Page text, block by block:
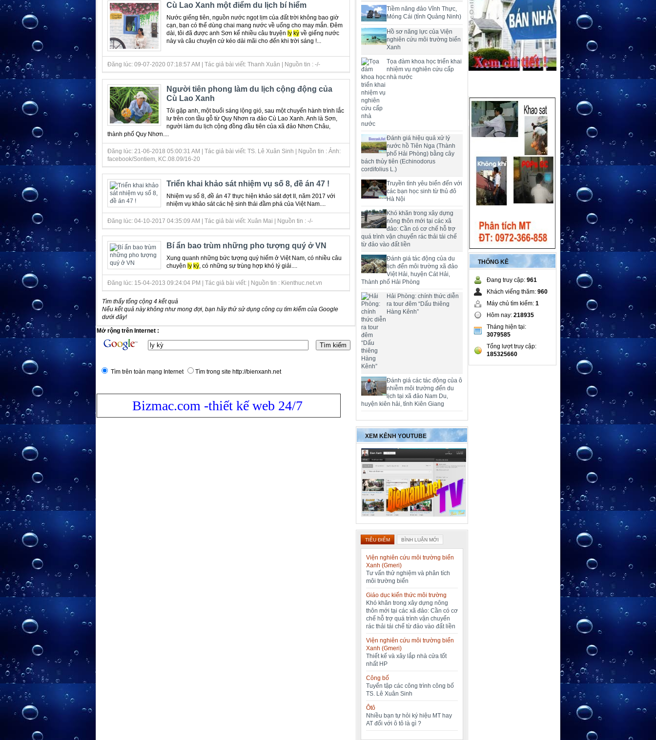
Cù Lao Xanh một điểm du lịch bí hiểm
Nước giếng tiên, nguồn nước ngọt lịm của đất trời không bao giờ
cạn, bạn có thể dùng chai mang nước về uống cho may mắn. Đêm
dài, tôi đã được anh Sơn kể nhiều câu truyện ly kỳvề giếng nước
này và câu chuyện cứ kéo dài mãi cho đến khi trời sáng !...
Đăng lúc: 09-07-2020 07:18:57 AM | Tác giả bài viết: Thanh Xuân | Nguồn tin : -/-
Người tiên phong làm du lịch cộng động của
Cù Lao Xanh
Tôi gặp anh, một buổi sáng lộng gió, sau một chuyến hành trình lắc
lư trên con tầu gỗ từ Quy Nhơn ra đảo Cù Lao Xanh. Anh là Sơn,
người làm du lịch cộng đồng đầu tiên của xã đảo Nhơn Châu,
thành phố Quy Nhơn....
Đăng lúc: 21-06-2018 05:00:31 AM | Tác giả bài viết: TS. Lê Xuân Sinh | Nguồn tin : Ảnh:
facebook/Sontiem, KC.08.09/16-20
Triển khai khảo sát nhiệm vụ số 8, đề án 47 !
Nhiệm vụ số 8, đề án 47 thực hiện khảo sát đợt II, năm 2017 với
nhiệm vụ khảo sát các hệ sinh thái đầm phá của Việt Nam....
Đăng lúc: 04-10-2017 04:35:09 AM | Tác giả bài viết: Xuân Mai | Nguồn tin : -/-
Bí ẩn bao trùm những pho tượng quý ở VN
Xung quanh những bức tượng quý hiếm ở Việt Nam, có nhiều câu
chuyện ly kỳ, có những sự trùng hợp khó lý giải....
Đăng lúc: 15-04-2013 09:24:04 PM | Tác giả bài viết: | Nguồn tin : Kienthuc.net.vn
Tìm thấy tổng cộng 4 kết quả
Nếu kết quả này không như mong đợi, bạn hãy thử sử dụng công cụ tìm kiếm của Google
dưới đây!
Mở rộng trên Internet :
Tìm trên toàn mạng Internet Tìm trong site http://bienxanh.net
Bizmac.com -thiết kế web 24/7
Tiềm năng đảo Vĩnh Thực,
Móng Cái (tỉnh Quảng Ninh)
Hồ sơ năng lực của Viện
nghiên cứu môi trường biển
Xanh
Tọa đàm khoa học triển khai
nhiệm vụ nghiên cứu cấp
nhà nước
Đánh giá hiệu quả xử lý
nước hồ Tiên Nga (Thành
phố Hải Phòng) bằng cây
bách thủy tiên (Echinodorus
cordifolius L.)
Truyền tình yêu biển đến với
các bạn học sinh từ thủ đô
Hà Nội
Khó khăn trong xây dựng
nông thôn mới tại các xã
đảo: Cần có cơ chế hỗ trợ
quá trình vận chuyển rác thải tái chế
từ đảo vào đất liền
Đánh giá tác động của du
lịch đến môi trường xã đảo
Việt Hải, huyện Cát Hải,
Thành phố Hải Phòng
Hải Phòng: chính thức diễn
ra tour đêm “Dấu thiêng
Hàng Kênh”
Đánh giá các tác động của ô
nhiễm môi trường đến du
lịch tại xã đảo Nam Du,
huyện kiên hải, tỉnh Kiên Giang
XEM KÊNH YOUTUBE
TIÊU ĐIỂM BÌNH LUẬN MỚI
Viện nghiên cứu môi trường biển
Xanh (Gmeri)
Tư vấn thử nghiệm và phân tích
môi trường biển
Giáo dục kiến thức môi trường
Khó khăn trong xây dựng nông
thôn mới tại các xã đảo: Cần có cơ
chế hỗ trợ quá trình vận chuyển
rác thải tái chế từ đảo vào đất liền
Viện nghiên cứu môi trường biển
Xanh (Gmeri)
Thiết kế và xây lắp nhà cửa tốt
nhất HP
Công bố
Tuyển tập các công trình công bố
TS. Lê Xuân Sinh
Ôtô
Nhiều bạn tự hỏi ký hiệu MT hay
AT đối với ô tô là gì ?
THỐNG KÊ
Đang truy cập: 961
Khách viếng thăm: 960
Máy chủ tìm kiếm: 1
Hôm nay: 218935
Tháng hiện tại:
3079585
Tổng lượt truy cập:
185325660